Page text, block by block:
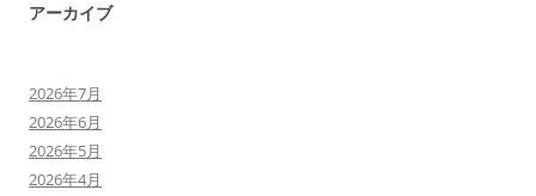
アーカイブ
2026年7月
2026年6月
2026年5月
2026年4月